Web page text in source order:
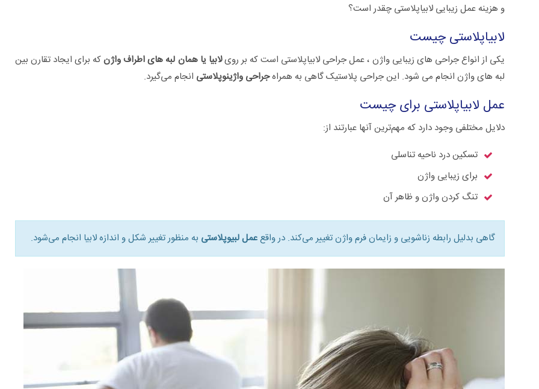
و هزینه عمل زیبایی لابیاپلاستی چقدر است؟
لابیاپلاستی چیست
یکی از انواع جراحی های زیبایی واژن ، عمل جراحی لابیاپلاستی است که بر رویلابیا یا همان لبه های اطراف واژنکه برای ایجاد تقارن بین
لبه های واژن انجام می شود. این جراحی پلاستیک گاهی به همراهجراحی واژینوپلاستی انجام می‌گیرد.
عمل لابیاپلاستی برای چیست
دلایل مختلفی وجود دارد که مهم‌ترین آنها عبارتند از:
تسکین درد ناحیه تناسلی
برای زیبایی واژن
تنگ کردن واژن و ظاهر آن
گاهی بدلیل رابطه زناشویی و زایمان فرم واژن تغییر می‌کند. در واقععمل لبیوپلاستی به منظور تغییر شکل و اندازه لابیا انجام می‌شود.